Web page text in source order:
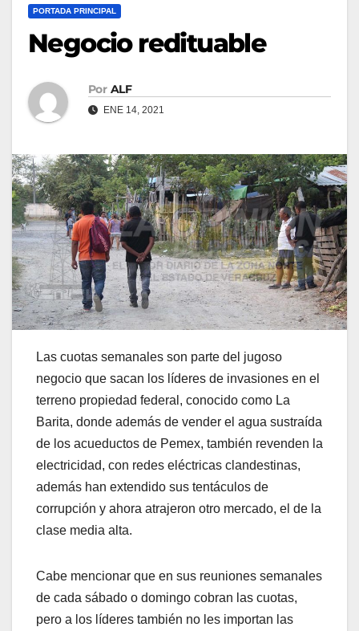
PORTADA PRINCIPAL
Negocio redituable
Por ALF
ENE 14, 2021
Las cuotas semanales son parte del jugoso
negocio que sacan los líderes de invasiones en el
terreno propiedad federal, conocido como La
Barita, donde además de vender el agua sustraída
de los acueductos de Pemex, también revenden la
electricidad, con redes eléctricas clandestinas,
además han extendido sus tentáculos de
corrupción y ahora atrajeron otro mercado, el de la
clase media alta.
Cabe mencionar que en sus reuniones semanales
de cada sábado o domingo cobran las cuotas,
pero a los líderes también no les importan las